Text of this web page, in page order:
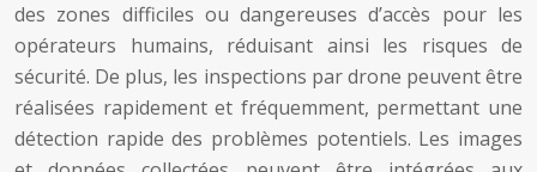
des zones difficiles ou dangereuses d’accès pour les
opérateurs humains, réduisant ainsi les risques de
sécurité. De plus, les inspections par drone peuvent être
réalisées rapidement et fréquemment, permettant une
détection rapide des problèmes potentiels. Les images